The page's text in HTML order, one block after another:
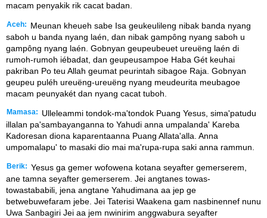
macam penyakik rik cacat badan.
Aceh:
Meunan kheueh sabe Isa geukeulileng nibak banda nyang
saboh u banda nyang laén, dan nibak gampông nyang saboh u
gampông nyang laén. Gobnyan geupeubeuet ureuëng laén di
rumoh-rumoh iébadat, dan geupeusampoe Haba Gét keuhai
pakriban Po teu Allah geumat peurintah sibagoe Raja. Gobnyan
geupeu puléh ureuëng-ureuëng nyang meudeurita meubagoe
macam peunyakét dan nyang cacat tuboh.
Mamasa:
Ulleleammi tondok-ma'tondok Puang Yesus, sima'patudu
illalan pa'sambayanganna to Yahudi anna umpalanda' Kareba
Kadoresan diona kaparentaanna Puang Allata'alla. Anna
umpomalapu' to masaki dio mai ma'rupa-rupa saki anna rammun.
Berik: Yesus ga gemer wofowena kotana seyafter gemerserem,
ane tamna seyafter gemerserem. Jei angtanes towas-
towastababili, jena angtane Yahudimana aa jep ge
betwebuwefaram jebe. Jei Taterisi Waakena gam nasbinennef nunu
Uwa Sanbagiri Jei aa jem nwinirim anggwabura seyafter